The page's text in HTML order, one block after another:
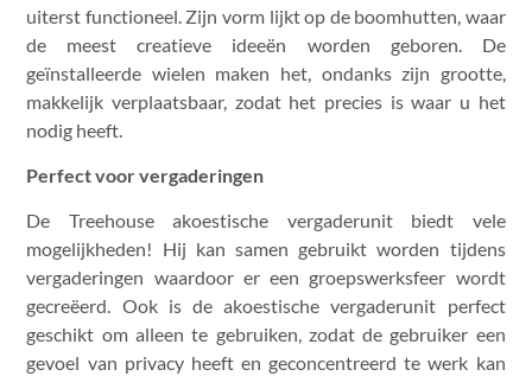
uiterst functioneel. Zijn vorm lijkt op de boomhutten, waar
de meest creatieve ideeën worden geboren. De
geïnstalleerde wielen maken het, ondanks zijn grootte,
makkelijk verplaatsbaar, zodat het precies is waar u het
nodig heeft.
Perfect voor vergaderingen
De Treehouse akoestische vergaderunit biedt vele
mogelijkheden! Hij kan samen gebruikt worden tijdens
vergaderingen waardoor er een groepswerksfeer wordt
gecreëerd. Ook is de akoestische vergaderunit perfect
geschikt om alleen te gebruiken, zodat de gebruiker een
gevoel van privacy heeft en geconcentreerd te werk kan